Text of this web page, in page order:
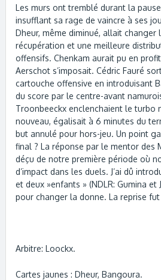
Les murs ont tremblé durant la
insufflant sa rage de vaincre à ses
Dheur, même diminué, allait changer
récupération et une meilleure
offensifs. Chenkam aurait pu en
Aerschot s’imposait. Cédric Fauré
cartouche offensive en introduisant
du score par le centre-avant
Troonbeeckx enclenchaient le turbo
nouveau, égalisait à 6 minutes du
but annulé pour hors-jeu. Un point
final ? La réponse par le mentor des
déçu de notre première période où
d’impact dans les duels. J’ai dû
et deux »enfants » (NDLR: Gumina et
pour changer la donne. La reprise
Arbitre: Loockx.
Cartes jaunes : Dheur, Bangoura.